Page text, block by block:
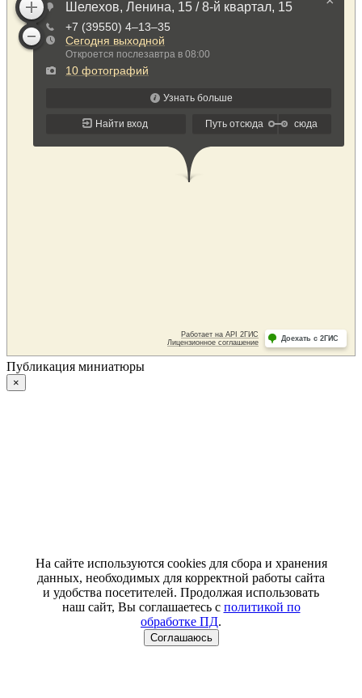
Публикация миниатюры
×
На сайте используются cookies для сбора и хранения
данных, необходимых для корректной работы сайта
и удобства посетителей. Продолжая использовать
наш сайт, Вы соглашаетесь с политикой по
обработке ПД.
Соглашаюсь